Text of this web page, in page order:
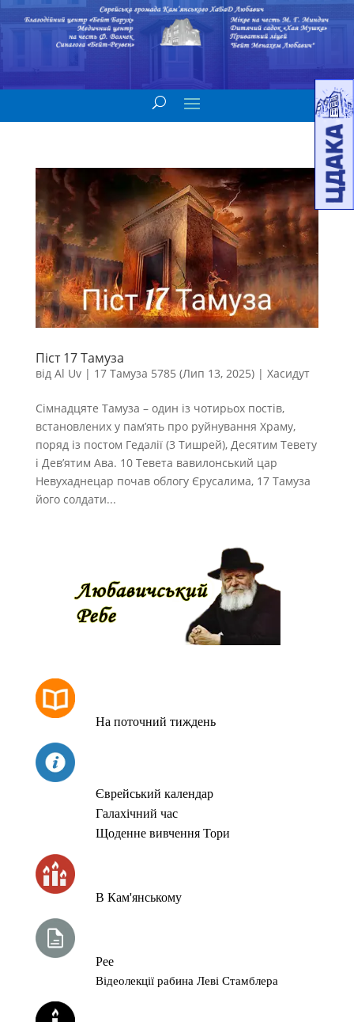
Піст 17 Тамуза
від Al Uv| 17 Тамуза 5785 (Лип 13, 2025)| Хасидут
Сімнадцяте Тамуза – один із чотирьох постів,
встановлених у пам’ять про руйнування Храму,
поряд із постом Гедалії (3 Тишрей), Десятим Тевету
і Дев’ятим Ава. 10 Тевета вавилонський цар
Невухаднецар почав облогу Єрусалима, 17 Тамуза
його солдати...
На поточний тиждень
Єврейський календар
Галахічний час
Щоденне вивчення Тори
В Кам'янському
Рее
Відеолекції рабина Леві Стамблера